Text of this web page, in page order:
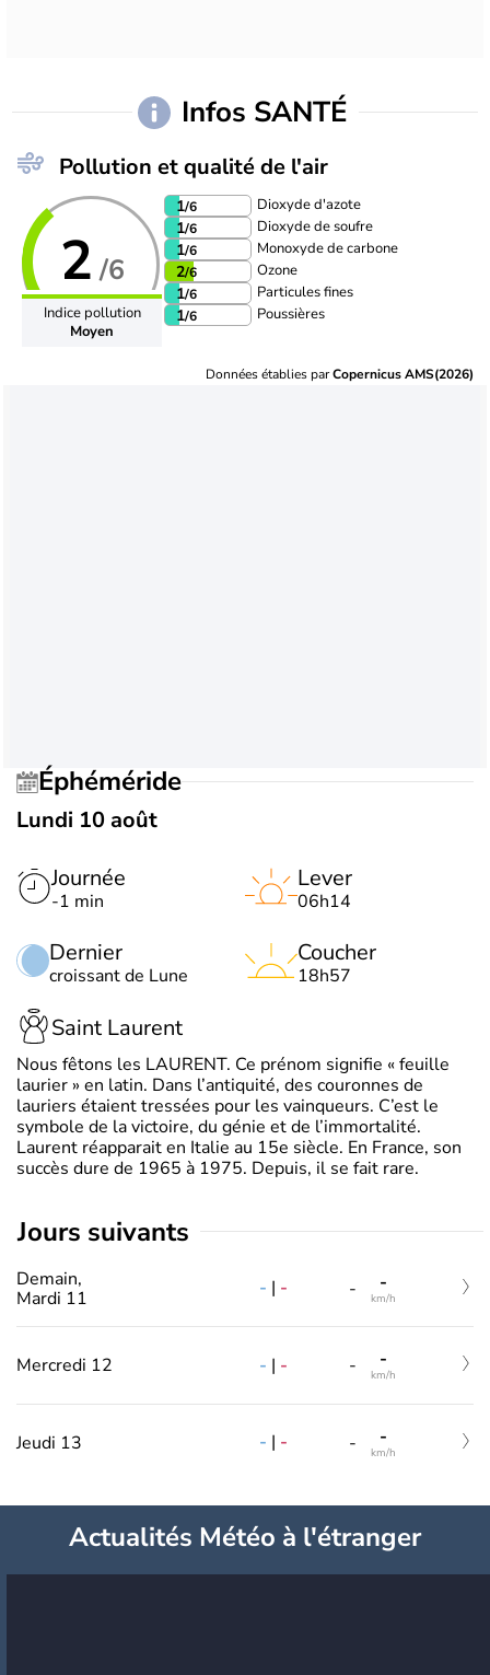
Infos SANTÉ
Pollution et qualité de l'air
2 /6
Indice pollution
Moyen
1/6 Dioxyde d'azote
1/6 Dioxyde de soufre
1/6 Monoxyde de carbone
2/6 Ozone
1/6 Particules fines
1/6 Poussières
Données établies parCopernicus AMS(2026)
Éphéméride
Lundi 10 août
Journée
-1 min
Dernier
croissant de Lune
Lever
06h14
Coucher
18h57
Saint Laurent
Nous fêtons les LAURENT. Ce prénom signifie « feuille
laurier » en latin. Dans l’antiquité, des couronnes de
lauriers étaient tressées pour les vainqueurs. C’est le
symbole de la victoire, du génie et de l’immortalité.
Laurent réapparait en Italie au 15e siècle. En France, son
succès dure de 1965 à 1975. Depuis, il se fait rare.
jours suivants
Demain,
Mardi 11
- | - - -
km/h
Mercredi 12 - | - - -
km/h
Jeudi 13 - | - - -
km/h
Actualités Météo à l'étranger